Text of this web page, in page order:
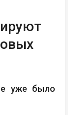
уже было